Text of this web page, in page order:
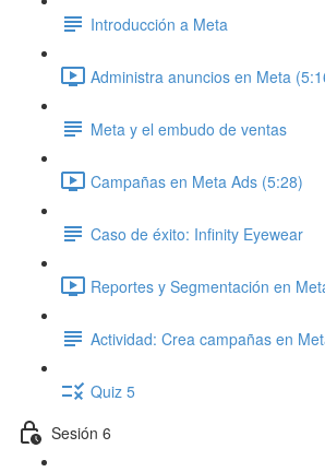
Introducción a Meta
Administra anuncios en Meta
Meta y el embudo de ventas
Campañas en Meta Ads (5:28)
Caso de éxito: Infinity Eyewear
Reportes y Segmentación en
Actividad: Crea campañas en
Quiz 5
Sesión 6